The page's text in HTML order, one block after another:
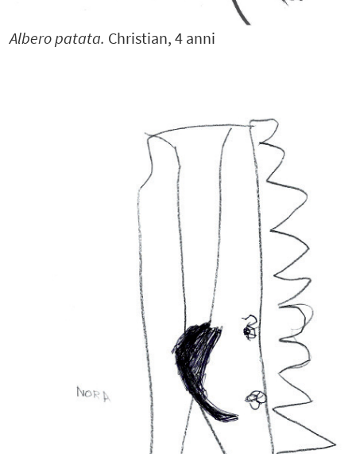
Albero patata. Christian, 4 anni